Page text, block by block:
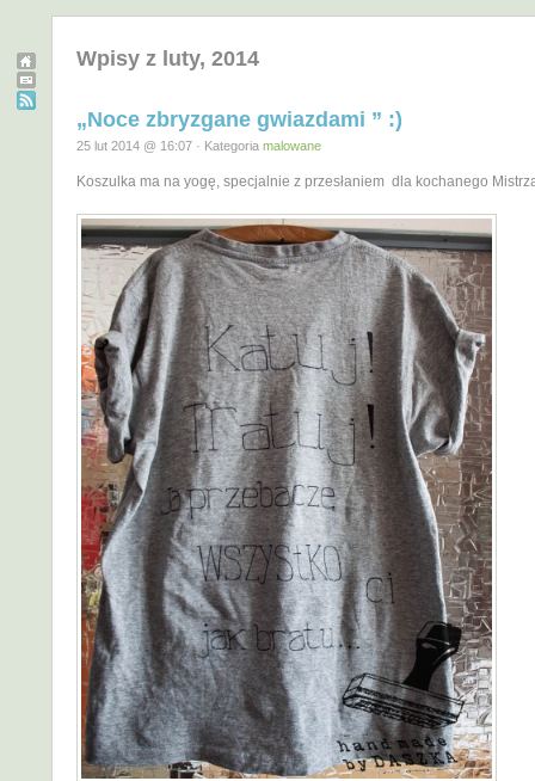
Wpisy z luty, 2014
„Noce zbryzgane gwiazdami ” :)
25 lut 2014 @ 16:07 · Kategoria malowane
Koszulka ma na yogę, specjalnie z przesłaniem dla kochanego